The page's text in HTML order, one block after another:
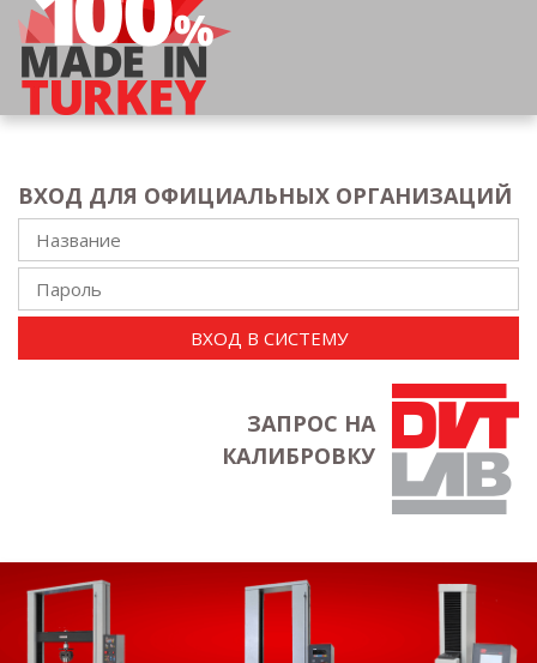
ВХОД ДЛЯ ОФИЦИАЛЬНЫХ ОРГАНИЗАЦИЙ
ВХОД В СИСТЕМУ
ЗАПРОС НА
КАЛИБРОВКУ